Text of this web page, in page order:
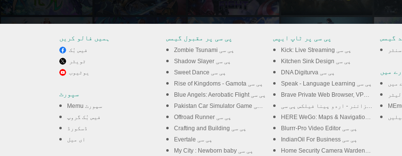
کھیلنے کا لطف لیں
ہمیں فالو کریں
فیس بُک
ٹویٹر
یوٹیوب
سپورٹ
Memu سپورٹ
فیس بُک گروپ
ڈسکورڈ
ای میل
پی سی پر مقبول گیمس
Zombie Tsunami پی سی
Shadow Slayer پی سی
Sweet Dance پی سی
Rise of Kingdoms - Gamota پی سی
Blue Angels: Aerobatic Flight پی سی
Pakistan Car Simulator Game پی سی
Offroad Runner پی سی
Crafting and Building پی سی
Evertale پی سی
My City : Newborn baby پی سی
پی سی پر ٹاپ ایپس
Kick: Live Streaming پی سی
Kitchen Sink Design پی سی
DNA Digiturva پی سی
Speak - Language Learning پی سی
Brave Private Web Browser, VPN پی سی
اردو ڈیزائنر - اردو پینا فیلکس پی سی
HERE WeGo: Maps & Navigation پی سی
Blurrr-Pro Video Editor پی سی
IndianOil For Business پی سی
گیمس
میں
میں